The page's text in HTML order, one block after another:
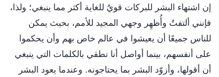
إن اشتهاء البشر للبركات قويٌ للغاية أكثر مما ينبغي؛ ولذا،
فإنني ألتفتُ وأُظهِر وجهي المجيد للأمم، بحيث يمكن
للناس جميعًا أن يعيشوا في عالم خاص بهم وأن يحكموا
على أنفسهم، بينما أواصل أنا نطقي بالكلمات التي ينبغي
أن أقولها، وأزوّد البشر بما يحتاجونه. وعندما يعود البشر